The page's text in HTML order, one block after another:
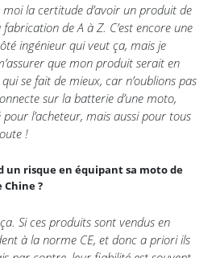
moi la certitude d’avoir un produit de
de A à Z. C’est encore une
ingénieur qui veut ça, mais je
que mon produit serait en
se fait de mieux, car n’oublions pas
sur la batterie d’une moto,
l’acheteur, mais aussi pour tous
!
un risque en équipant sa moto de
?
Si ces produits sont vendus en
à la norme CE, et donc a priori ils